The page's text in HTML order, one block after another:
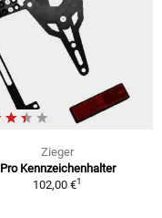
Zieger
Pro Kennzeichenhalter
102,00 €1